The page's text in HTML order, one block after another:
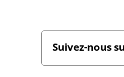
Suivez-nous